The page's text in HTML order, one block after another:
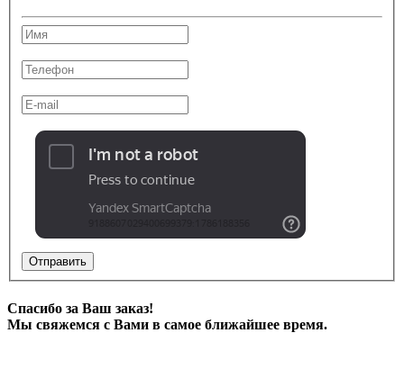
Отправить
Спасибо за Ваш заказ!
Мы свяжемся с Вами в самое ближайшее время.